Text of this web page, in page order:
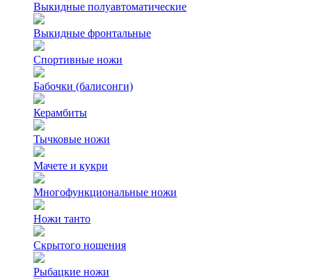
Выкидные полуавтоматические
Выкидные фронтальные
Спортивные ножи
Бабочки (балисонги)
Керамбиты
Тычковые ножи
Мачете и кукри
Многофункциональные ножи
Ножи танто
Скрытого ношения
Рыбацкие ножи